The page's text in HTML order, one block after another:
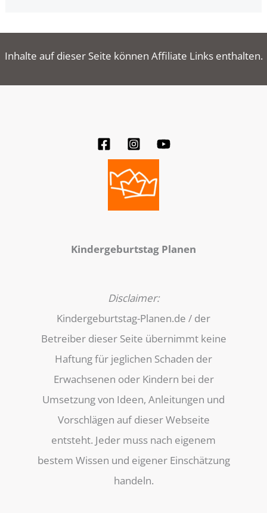
Inhalte auf dieser Seite können Affiliate Links enthalten.
Kindergeburtstag Planen
Disclaimer:
Kindergeburtstag-Planen.de / der
Betreiber dieser Seite übernimmt keine
Haftung für jeglichen Schaden der
Erwachsenen oder Kindern bei der
Umsetzung von Ideen, Anleitungen und
Vorschlägen auf dieser Webseite
entsteht. Jeder muss nach eigenem
bestem Wissen und eigener Einschätzung
handeln.